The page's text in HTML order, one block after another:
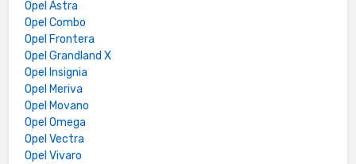
Opel Astra
Opel Combo
Opel Frontera
Opel Grandland X
Opel Insignia
Opel Meriva
Opel Movano
Opel Omega
Opel Vectra
Opel Vivaro